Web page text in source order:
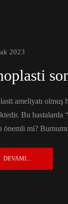
2023
ameliyatı olmuş
Bu hastalarda
önemli mi?
DEVAMI...